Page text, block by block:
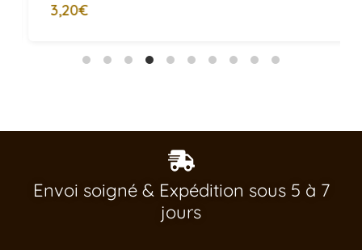
3,20€
Envoi soigné & Expédition sous 5 à 7
jours